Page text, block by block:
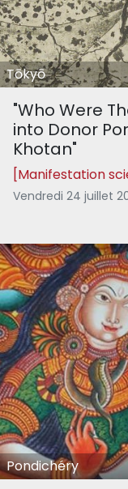
Tōkyō
"Who Were
into Donor
Khotan"
[Manifestation
Vendredi 24 juillet
Pondichéry